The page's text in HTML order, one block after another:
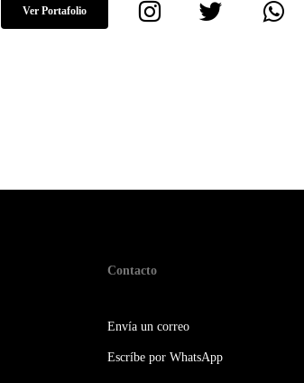
Ver Portafolio
Contacto
Envía un correo
Escríbe por WhatsApp